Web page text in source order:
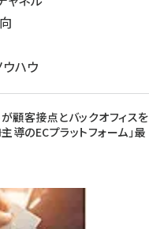
ウハウ
顧客接点とバックオフィスを
主導のECプラットフォーム」最